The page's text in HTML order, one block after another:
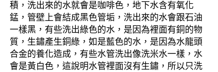
積，洗出來的水就會是咖啡色，地下水含有氧化
錳，管壁上會結成黑色管垢，洗出來的水會跟石油
一樣黑，有些洗出綠色的水，是因為裡面有銅的物
質，生鏽產生銅綠，如是藍色的水，是因為水龍頭
合金的養化造成，有些水管洗出像洗米水一樣，水
會是黃白色，這說明水管裡面沒有生鏽，所以只洗